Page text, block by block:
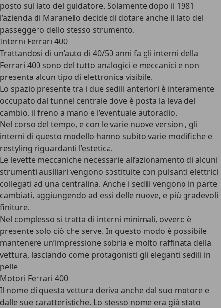
posto sul lato del guidatore. Solamente dopo il 1981
l’azienda di Maranello decide di dotare anche il lato del
passeggero dello stesso strumento.
Interni Ferrari 400
Trattandosi di un’auto di 40/50 anni fa gli interni della
Ferrari 400 sono del tutto analogici e meccanici e non
presenta alcun tipo di elettronica visibile.
Lo spazio presente tra i due sedili anteriori è interamente
occupato dal tunnel centrale dove è posta la leva del
cambio, il freno a mano e l’eventuale autoradio.
Nel corso del tempo, e con le varie nuove versioni, gli
interni di questo modello hanno subito varie modifiche e
restyling riguardanti l’estetica.
Le levette meccaniche necessarie all’azionamento di alcuni
strumenti ausiliari vengono sostituite con pulsanti elettrici
collegati ad una centralina. Anche i sedili vengono in parte
cambiati, aggiungendo ad essi delle nuove, e più gradevoli
finiture.
Nel complesso si tratta di interni minimali, ovvero è
presente solo ciò che serve. In questo modo è possibile
mantenere un’impressione sobria e molto raffinata della
vettura, lasciando come protagonisti gli eleganti sedili in
pelle.
Motori Ferrari 400
Il nome di questa vettura deriva anche dal suo motore e
dalle sue caratteristiche. Lo stesso nome era già stato